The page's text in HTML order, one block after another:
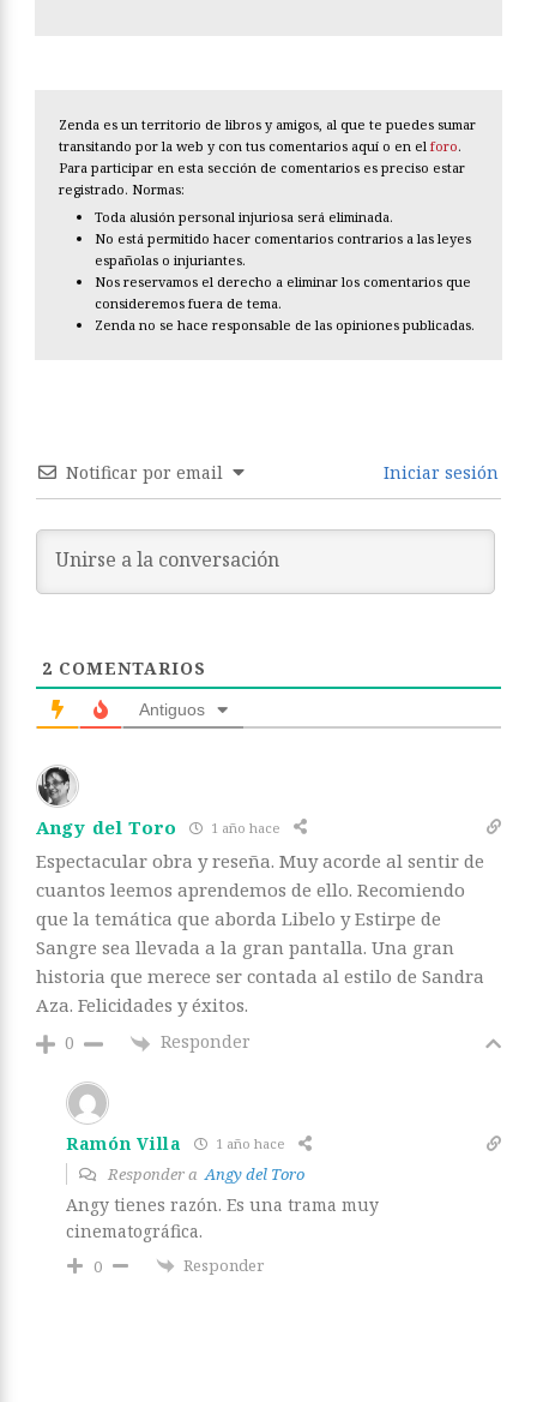
Zenda es un territorio de libros y amigos, al que te puedes sumar
transitando por la web y con tus comentarios aquí o en el foro.
Para participar en esta sección de comentarios es preciso estar
registrado. Normas:
Toda alusión personal injuriosa será eliminada.
No está permitido hacer comentarios contrarios a las leyes
españolas o injuriantes.
Nos reservamos el derecho a eliminar los comentarios que
consideremos fuera de tema.
Zenda no se hace responsable de las opiniones publicadas.
Notificar por email Iniciar sesión
2 COMENTARIOS
Antiguos
Angy del Toro 1 año hace
Espectacular obra y reseña. Muy acorde al sentir de
cuantos leemos aprendemos de ello. Recomiendo
que la temática que aborda Libelo y Estirpe de
Sangre sea llevada a la gran pantalla. Una gran
historia que merece ser contada al estilo de Sandra
Aza. Felicidades y éxitos.
0 Responder
Ramón Villa 1 año hace
Responder a Angy del Toro
Angy tienes razón. Es una trama muy
cinematográfica.
0 Responder